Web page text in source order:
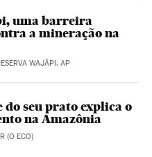
uma barreira
a mineração na
WAJÃPI, AP
do seu prato explica o
na Amazônia
(O ECO)